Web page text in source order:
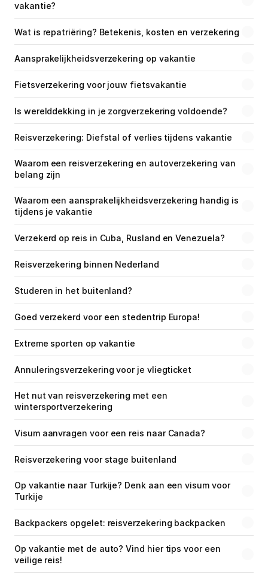
vakantie?
Wat is repatriëring? Betekenis, kosten en verzekering
Aansprakelijkheidsverzekering op vakantie
Fietsverzekering voor jouw fietsvakantie
Is werelddekking in je zorgverzekering voldoende?
Reisverzekering: Diefstal of verlies tijdens vakantie
Waarom een reisverzekering en autoverzekering van
belang zijn
Waarom een aansprakelijkheidsverzekering handig is
tijdens je vakantie
Verzekerd op reis in Cuba, Rusland en Venezuela?
Reisverzekering binnen Nederland
Studeren in het buitenland?
Goed verzekerd voor een stedentrip Europa!
Extreme sporten op vakantie
Annuleringsverzekering voor je vliegticket
Het nut van reisverzekering met een
wintersportverzekering
Visum aanvragen voor een reis naar Canada?
Reisverzekering voor stage buitenland
Op vakantie naar Turkije? Denk aan een visum voor
Turkije
Backpackers opgelet: reisverzekering backpacken
Op vakantie met de auto? Vind hier tips voor een
veilige reis!